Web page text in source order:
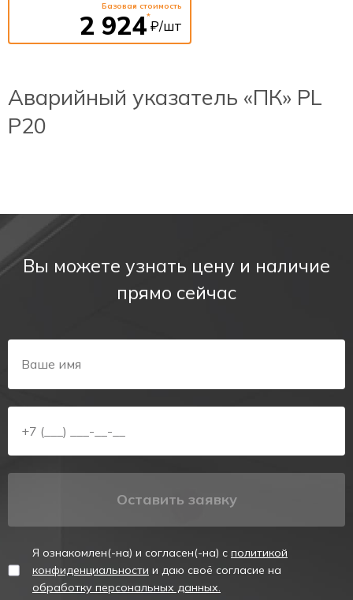
Базовая стоимость
2 924*
₽/шт
Аварийный указатель «ПК» PL
P20
Вы можете узнать цену и наличие
прямо сейчас
Оставить заявку
Я ознакомлен(-на) и согласен(-на) с политикой
конфиденциальности и даю своё согласие на
обработку персональных данных.